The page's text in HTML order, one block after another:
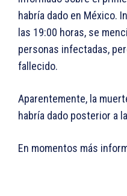
habría dado en México.
las 19:00 horas, se
personas infectadas,
fallecido.
Aparentemente, la
habría dado posterior a
En momentos más